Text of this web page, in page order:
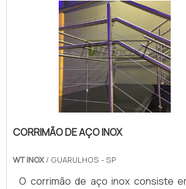
fábrica de pias em inox que
conhecimento para produzir
tradicionais e também pias com
gradeadas. Ainda vale destacar.
CORRIMÃO DE AÇO INOX
WT INOX / GUARULHOS - SP
O corrimão de aço inox consiste